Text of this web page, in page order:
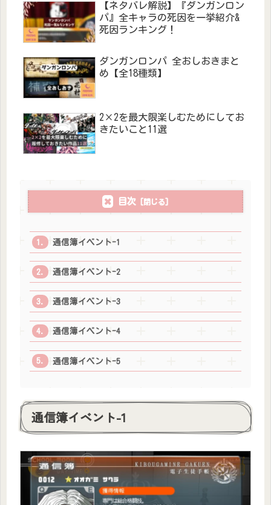
【ネタバレ解説】『ダンガンロン
パ』全キャラの死因を一挙紹介&
死因ランキング！
ダンガンロンパ 全おしおきまと
め【全18種類】
2×2を最大限楽しむためにしてお
きたいこと11選
目次
通信簿イベント-1
通信簿イベント-2
通信簿イベント-3
通信簿イベント-4
通信簿イベント-5
通信簿イベント-1